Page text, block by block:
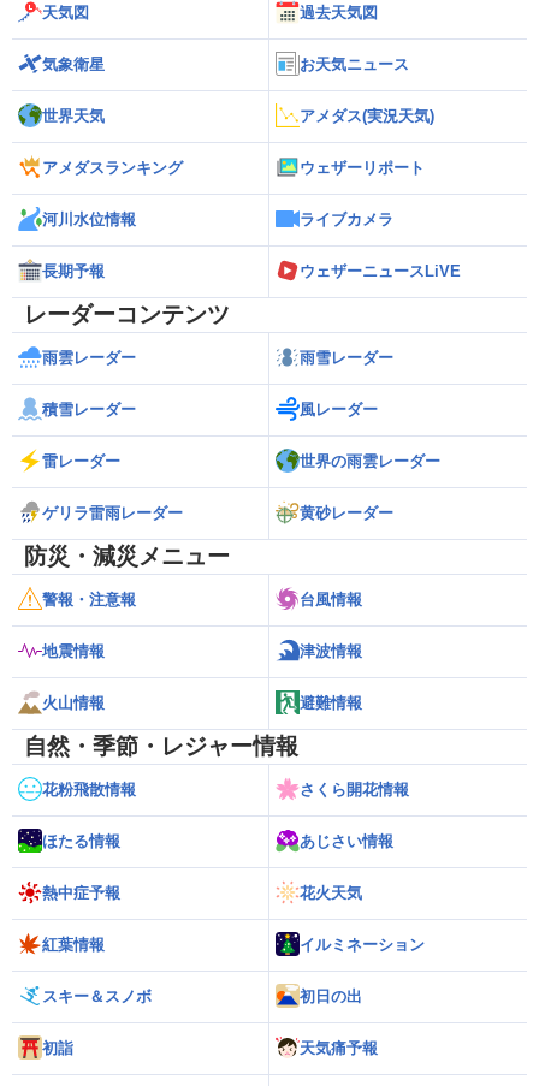
天気図 過去天気図
気象衛星 お天気ニュース
世界天気 アメダス(実況天気)
アメダスランキング ウェザーリポート
河川水位情報 ライブカメラ
長期予報 ウェザーニュースLiVE
レーダーコンテンツ
雨雲レーダー 雨雪レーダー
積雪レーダー 風レーダー
雷レーダー 世界の雨雲レーダー
ゲリラ雷雨レーダー 黄砂レーダー
防災・減災メニュー
警報・注意報 台風情報
地震情報 津波情報
火山情報 避難情報
自然・季節・レジャー情報
花粉飛散情報 さくら開花情報
ほたる情報 あじさい情報
熱中症予報 花火天気
紅葉情報 イルミネーション
スキー＆スノボ 初日の出
初詣 天気痛予報